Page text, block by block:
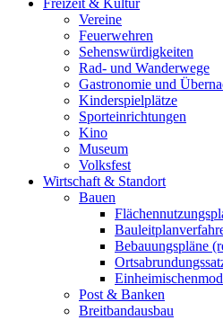
Freizeit & Kultur
Vereine
Feuerwehren
Sehenswürdigkeiten
Rad- und Wanderwege
Gastronomie und
Kinderspielplätze
Sporteinrichtungen
Kino
Museum
Volksfest
Wirtschaft & Standort
Bauen
Bebauungspläne
Post & Banken
Breitbandausbau